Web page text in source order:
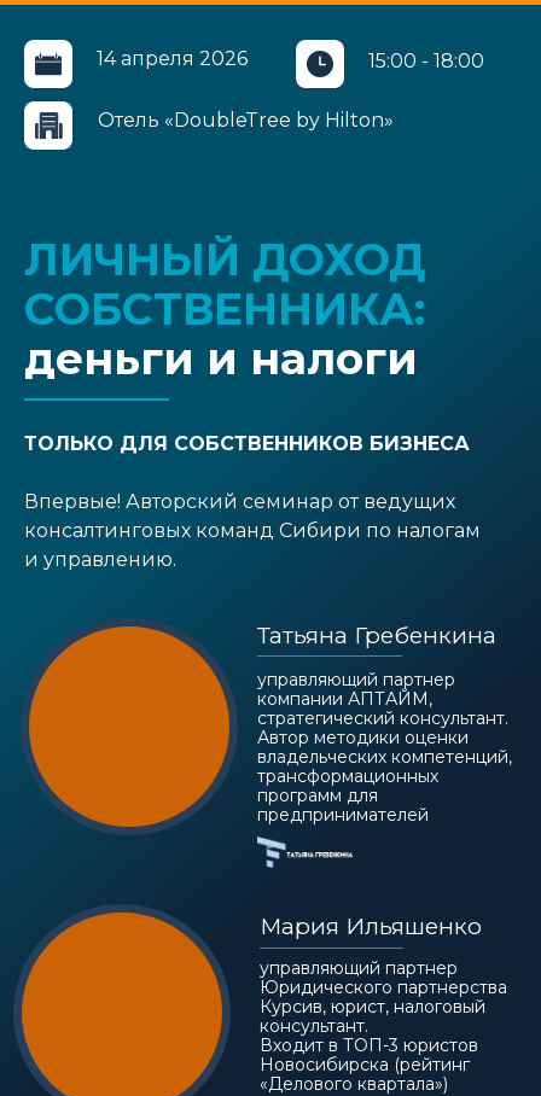
Отель «DoubleTree by Hilton»
14 апреля 2026 15:00 - 18:00
Татьяна Гребенкина
управляющий партнер
компании АПТАЙМ,
стратегический консультант.
Автор методики оценки
владельческих компетенций,
трансформационных
программ для
предпринимателей
Мария Ильяшенко
управляющий партнер
Юридического партнерства
Курсив, юрист, налоговый
консультант.
Входит в ТОП-3 юристов
Новосибирска (рейтинг
«Делового квартала»)
ЛИЧНЫЙ ДОХОД
СОБСТВЕННИКА:
деньги и налоги
ТОЛЬКО ДЛЯ СОБСТВЕННИКОВ БИЗНЕСА
Впервые! Авторский семинар от ведущих
консалтинговых команд Сибири по налогам
и управлению.